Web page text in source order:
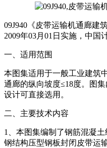
09J940《皮带运输机通廊建
2009年03月01日实施，中国
一、适用范围
本图集适用于一般工业建筑
通廊的纵向坡度≤18度。图
设计可直接选用。
二、主要技术内容
1、本图集编制了钢筋混凝
钢结构压型钢板封闭皮带运